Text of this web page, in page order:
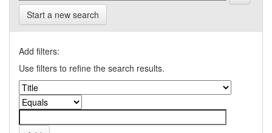
Start a new search
Add filters:
Use filters to refine the search results.